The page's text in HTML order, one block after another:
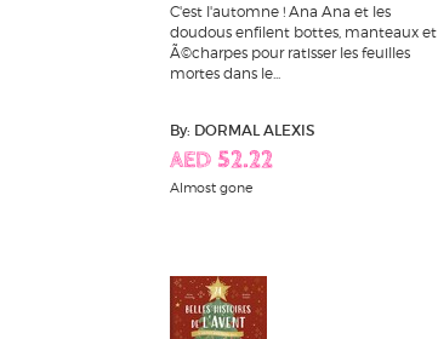
C'est l'automne ! Ana Ana et les
doudous enfilent bottes, manteaux et
Ã©charpes pour ratisser les feuilles
mortes dans le...
By: DORMAL ALEXIS
AED 52.22
Almost gone